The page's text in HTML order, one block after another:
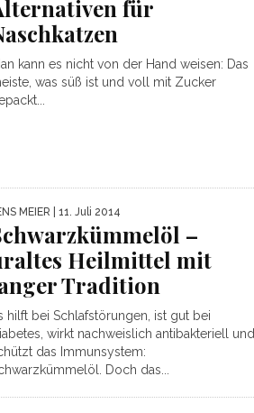
für
kann es nicht von der Hand weisen: Das
was süß ist und voll mit Zucker
MEIER | 11. Juli 2014
–
Heilmittel mit
Tradition
hilft bei Schlafstörungen, ist gut bei
wirkt nachweislich antibakteriell und
das Immunsystem:
Doch das...